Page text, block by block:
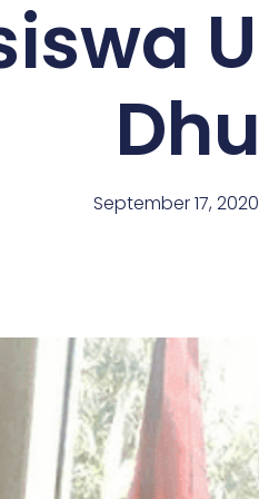
September 17, 2020